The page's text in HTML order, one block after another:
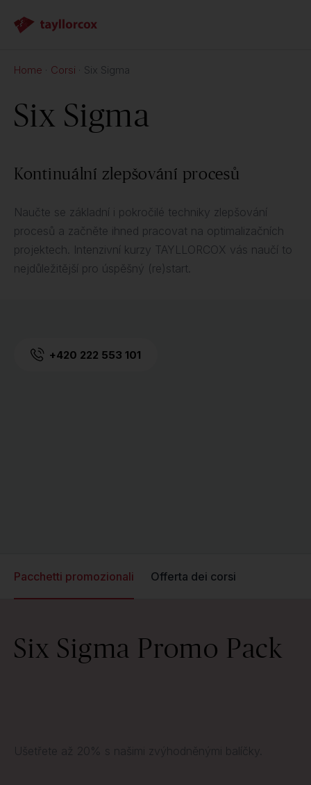
Home Corsi Six Sigma
Six Sigma
Kontinuální zlepšování procesů
Naučte se základní i pokročilé techniky zlepšování
procesů a začněte ihned pracovat na optimalizačních
projektech. Intenzivní kurzy TAYLLORCOX vás naučí to
nejdůležitější pro úspěšný (re)start.
+420 222 553 101
Pacchetti promozionali Offerta dei corsi
Six Sigma Promo Pack
Ušetřete až 20% s našimi zvýhodněnými balíčky.